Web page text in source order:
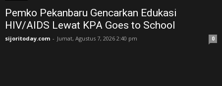
Pemko Pekanbaru Gencarkan Edukasi
HIV/AIDS Lewat KPA Goes to School
sijoritoday.com - Jumat, Agustus 7, 2026 2:40 pm 0